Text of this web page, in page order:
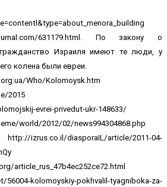
631179.html. По закону о
Израиля имеют те люди, у
колена были евреи.
Who/Kolomoysk.htm
2015
evrei-privedut-ukr-148633/
world/2012/02/news994304868.php
diasporaIL/article/2011-04-
article_rus_47b4ec252ce72.html
kolomoyskiy-pokhvalil-tyagniboka-za-